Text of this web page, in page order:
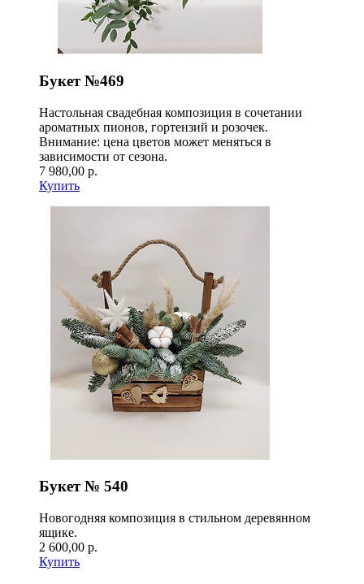
Букет №469
Настольная свадебная композиция в сочетании
ароматных пионов, гортензий и розочек.
Внимание: цена цветов может меняться в
зависимости от сезона.
7 980,00 р.
Купить
Букет № 540
Новогодняя композиция в стильном деревянном
ящике.
2 600,00 р.
Купить